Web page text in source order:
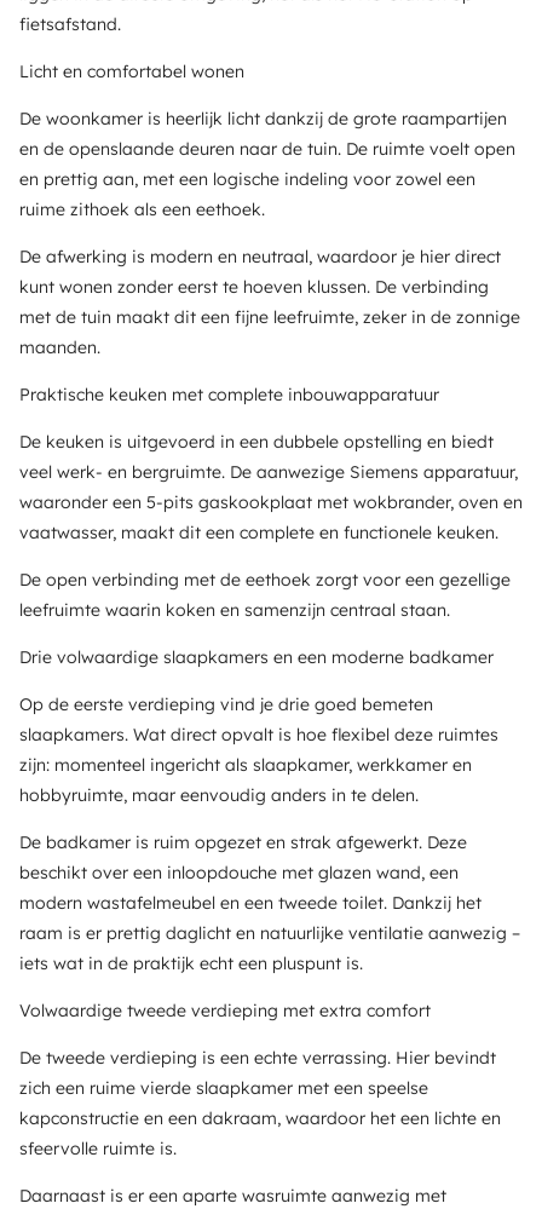
fietsafstand.
Licht en comfortabel wonen
De woonkamer is heerlijk licht dankzij de grote raampartijen
en de openslaande deuren naar de tuin. De ruimte voelt open
en prettig aan, met een logische indeling voor zowel een
ruime zithoek als een eethoek.
De afwerking is modern en neutraal, waardoor je hier direct
kunt wonen zonder eerst te hoeven klussen. De verbinding
met de tuin maakt dit een fijne leefruimte, zeker in de zonnige
maanden.
Praktische keuken met complete inbouwapparatuur
De keuken is uitgevoerd in een dubbele opstelling en biedt
veel werk- en bergruimte. De aanwezige Siemens apparatuur,
waaronder een 5-pits gaskookplaat met wokbrander, oven en
vaatwasser, maakt dit een complete en functionele keuken.
De open verbinding met de eethoek zorgt voor een gezellige
leefruimte waarin koken en samenzijn centraal staan.
Drie volwaardige slaapkamers en een moderne badkamer
Op de eerste verdieping vind je drie goed bemeten
slaapkamers. Wat direct opvalt is hoe flexibel deze ruimtes
zijn: momenteel ingericht als slaapkamer, werkkamer en
hobbyruimte, maar eenvoudig anders in te delen.
De badkamer is ruim opgezet en strak afgewerkt. Deze
beschikt over een inloopdouche met glazen wand, een
modern wastafelmeubel en een tweede toilet. Dankzij het
raam is er prettig daglicht en natuurlijke ventilatie aanwezig –
iets wat in de praktijk echt een pluspunt is.
Volwaardige tweede verdieping met extra comfort
De tweede verdieping is een echte verrassing. Hier bevindt
zich een ruime vierde slaapkamer met een speelse
kapconstructie en een dakraam, waardoor het een lichte en
sfeervolle ruimte is.
Daarnaast is er een aparte wasruimte aanwezig met